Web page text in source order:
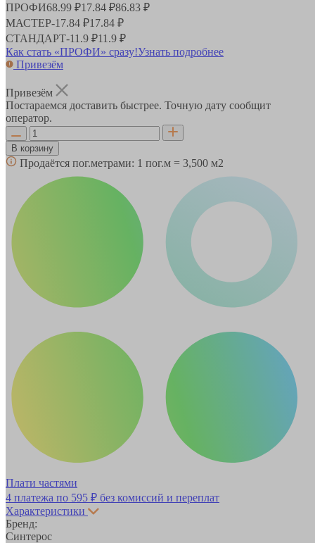
ПРОФИ68.99 ₽17.84 ₽86.83 ₽
МАСТЕР-17.84 ₽17.84 ₽
СТАНДАРТ-11.9 ₽11.9 ₽
Как стать «ПРОФИ» сразу!Узнать подробнее
Привезём
Привезём
Постараемся доставить быстрее. Точную дату сообщит
оператор.
В корзину
Продаётся пог.метрами: 1 пог.м = 3,500 м2
Плати частями
4 платежа по 595 ₽ без комиссий и переплат
Характеристики
Бренд:
Синтерос